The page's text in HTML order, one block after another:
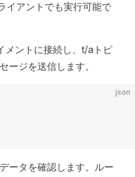
イアントでも実行可能で
メントに接続し、t/aトピ
ージを送信します。
json
ータを確認します。ルー